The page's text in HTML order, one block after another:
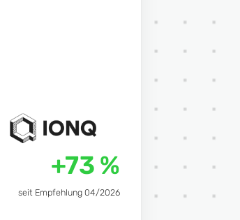
+73 %
seit Empfehlung 04/2026